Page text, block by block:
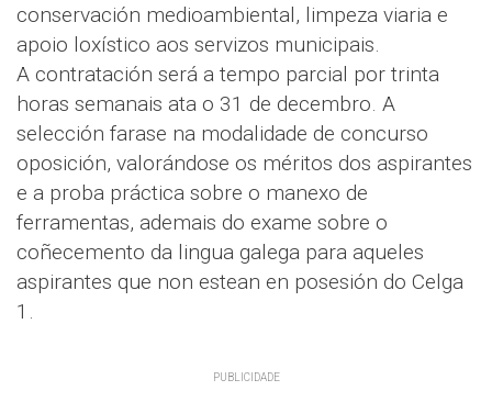
conservación medioambiental, limpeza viaria e
apoio loxístico aos servizos municipais.
A contratación será a tempo parcial por trinta
horas semanais ata o 31 de decembro. A
selección farase na modalidade de concurso
oposición, valorándose os méritos dos aspirantes
e a proba práctica sobre o manexo de
ferramentas, ademais do exame sobre o
coñecemento da lingua galega para aqueles
aspirantes que non estean en posesión do Celga
1.